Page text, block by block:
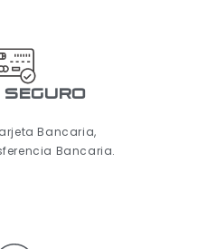
seguro
Bancaria,
Bancaria.